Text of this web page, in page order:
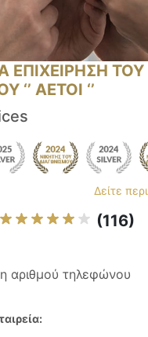
ΕΠΙΧΕΙΡΗΣΗ ΤΟΥ
‘’ ΑΕΤΟΙ ‘’
Δείτε
(116)
αριθμού τηλεφώνου